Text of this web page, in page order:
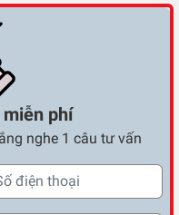
phí
nghe 1 câu tư vấn